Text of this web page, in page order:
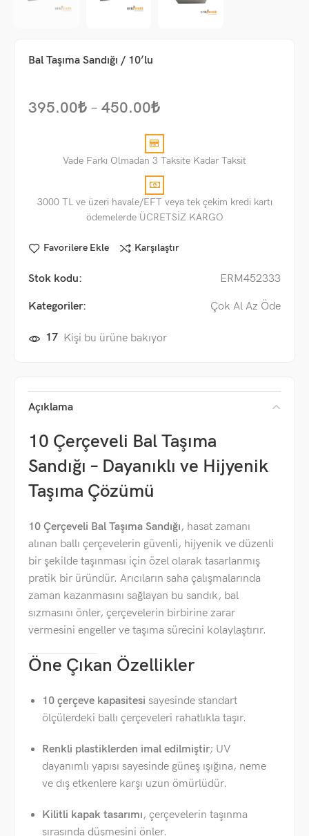
Bal Taşıma Sandığı / 10’lu
395.00₺ – 450.00₺
Vade Farkı Olmadan 3 Taksite Kadar Taksit
3000 TL ve üzeri havale/EFT veya tek çekim kredi kartı
ödemelerde ÜCRETSİZ KARGO
Favorilere Ekle Karşılaştır
Stok kodu: ERM452333
Kategoriler: Çok Al Az Öde
17 Kişi bu ürüne bakıyor
Açıklama
10 Çerçeveli Bal Taşıma
Sandığı – Dayanıklı ve Hijyenik
Taşıma Çözümü
10 Çerçeveli Bal Taşıma Sandığı, hasat zamanı
alınan ballı çerçevelerin güvenli, hijyenik ve düzenli
bir şekilde taşınması için özel olarak tasarlanmış
pratik bir üründür. Arıcıların saha çalışmalarında
zaman kazanmasını sağlayan bu sandık, bal
sızmasını önler, çerçevelerin birbirine zarar
vermesini engeller ve taşıma sürecini kolaylaştırır.
Öne Çıkan Özellikler
10 çerçeve kapasitesi sayesinde standart
ölçülerdeki ballı çerçeveleri rahatlıkla taşır.
Renkli plastiklerden imal edilmiştir; UV
dayanımlı yapısı sayesinde güneş ışığına, neme
ve dış etkenlere karşı uzun ömürlüdür.
Kilitli kapak tasarımı, çerçevelerin taşınma
sırasında düşmesini önler.